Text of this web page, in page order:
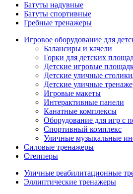
Батуты надувные
Батуты спортивные
Гребные тренажеры
Игровое оборудование для
Балансиры и качели
Горки для детских
Детские игровые
Детские уличные
Детские уличные
Игровые макеты
Интерактивные панели
Канатные комплексы
Оборудование для игр с
Спортивный комплекс
Уличные музыкальные
Силовые тренажеры
Степперы
Уличные реабилитационные
Эллиптические тренажеры